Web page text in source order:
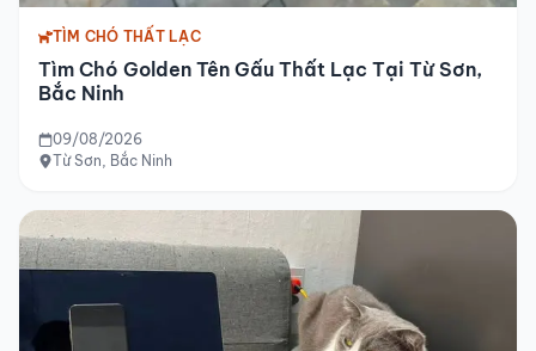
TÌM CHÓ THẤT LẠC
Tìm Chó Golden Tên Gấu Thất Lạc Tại Từ Sơn,
Bắc Ninh
09/08/2026
Từ Sơn, Bắc Ninh